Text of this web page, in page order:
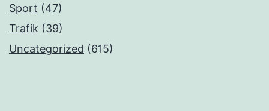
Sport (47)
Trafik (39)
Uncategorized (615)